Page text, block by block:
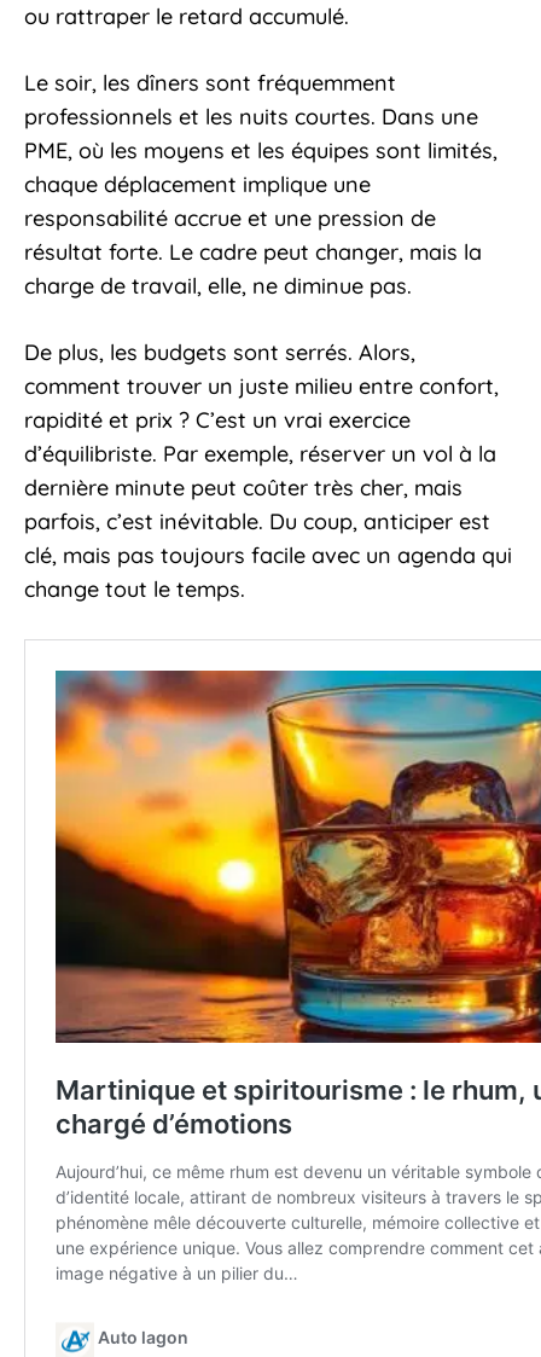
ou rattraper le retard accumulé.
Le soir, les dîners sont fréquemment
professionnels et les nuits courtes. Dans une
PME, où les moyens et les équipes sont limités,
chaque déplacement implique une
responsabilité accrue et une pression de
résultat forte. Le cadre peut changer, mais la
charge de travail, elle, ne diminue pas.
De plus, les budgets sont serrés. Alors,
comment trouver un juste milieu entre confort,
rapidité et prix ? C’est un vrai exercice
d’équilibriste. Par exemple, réserver un vol à la
dernière minute peut coûter très cher, mais
parfois, c’est inévitable. Du coup, anticiper est
clé, mais pas toujours facile avec un agenda qui
change tout le temps.